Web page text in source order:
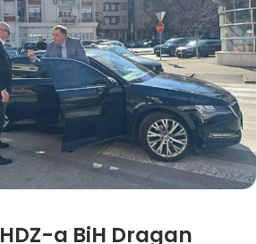
a BiH Dragan